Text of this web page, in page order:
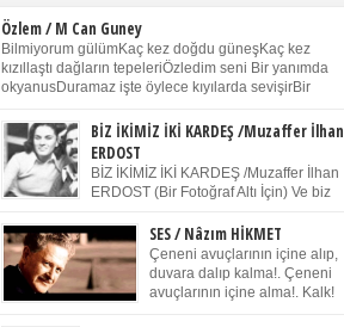
Özlem / M Can Guney
Bilmiyorum gülümKaç kez doğdu güneşKaç kez
kızıllaştı dağların tepeleriÖzledim seni Bir yanımda
okyanusDuramaz işte öylece kıyılarda sevişirBir
dururSokulur yalnızlığıma kokun olur Gözlerim bir
buruk gülümsemeDudağımda buğusu
öpüşlerinGeceler boyuÖzledim seni 2004 Haziran
Sydney / Toplumsal Kaynak / Memduh Güney
BİZ İKİMİZ İKİ KARDEŞ /Muzaffer İlhan
ERDOST
BİZ İKİMİZ İKİ KARDEŞ /Muzaffer İlhan
ERDOST (Bir Fotoğraf Altı İçin) Ve biz
Duracağız Fotoğrafımızda durduğumuz gibi Benim
ellerimde kelepçe Yüzümde yapay bir gülüş
(Kelepçeyi yadırgamanın gülüşü belki İlk kez olduğu
için Sonra alıştım Ve unuttum sonra kelepçeyi
SES / Nâzım HİKMET
Çeneni avuçlarının içine alıp,
duvara dalıp kalma!. Çeneni
avuçlarının içine alma!. Kalk!